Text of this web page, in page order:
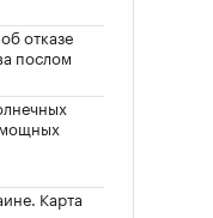
отказе
послом
Карта